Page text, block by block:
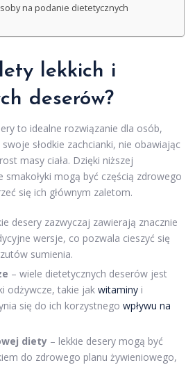
na podanie dietetycznych
lekkich i
deserów?
to idealne rozwiązanie dla osób,
słodkie zachcianki, nie obawiając
masy ciała. Dzięki niższej
smakołyki mogą być częścią zdrowego
się ich głównym zaletom.
desery zazwyczaj zawierają znacznie
wersje, co pozwala cieszyć się
sumienia.
– wiele dietetycznych deserów jest
odżywcze, takie jak witaminy i
się do ich korzystnego wpływu na
diety – lekkie desery mogą być
do zdrowego planu żywieniowego,